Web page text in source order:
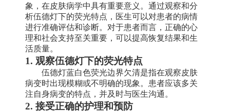
象，在皮肤病学中具有重要意义。通过观察和分
析伍德灯下的荧光特点，医生可以对患者的病情
进行准确评估和诊断。对于患者而言，正确的心
理和社会支持至关重要，可以提高恢复结果和生
活质量。
1. 观察伍德灯下的荧光特点
伍德灯蓝白色荧光边界欠清是指在观察皮肤
病变时出现模糊或不明确的现象。患者应该多关
注自身病变的特点，并及时与医生沟通。
2. 接受正确的护理和预防